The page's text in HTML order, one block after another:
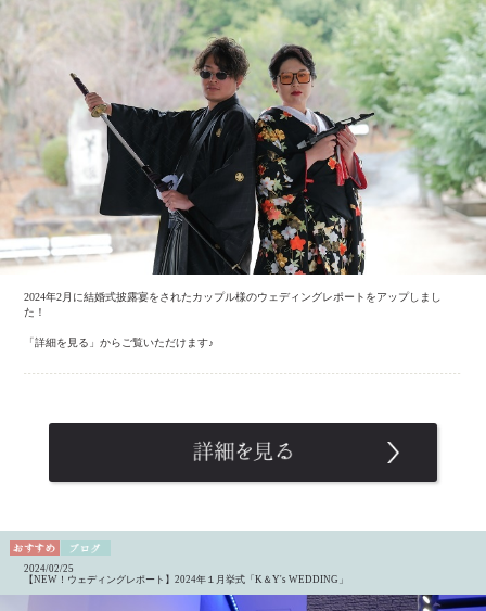
2024年2月に結婚式披露宴をされたカップル様のウェディングレポートをアップしまし
た！
「詳細を見る」からご覧いただけます♪
2024/02/25
【NEW！ウェディングレポート】2024年１月挙式「K＆Y's WEDDING」